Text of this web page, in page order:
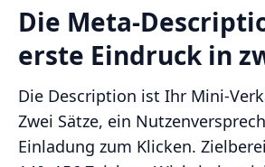
Die Meta-
erste Eindruck in
Die Description ist Ihr Mini-
Zwei Sätze, ein
Einladung zum Klicken.